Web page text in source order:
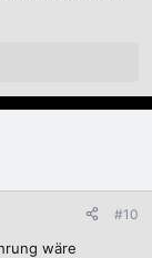
#10
wäre